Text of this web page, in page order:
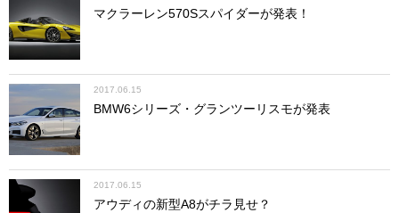
マクラーレン570Sスパイダーが発表！
2017.06.15
BMW6シリーズ・グランツーリスモが発表
2017.06.15
アウディの新型A8がチラ見せ？